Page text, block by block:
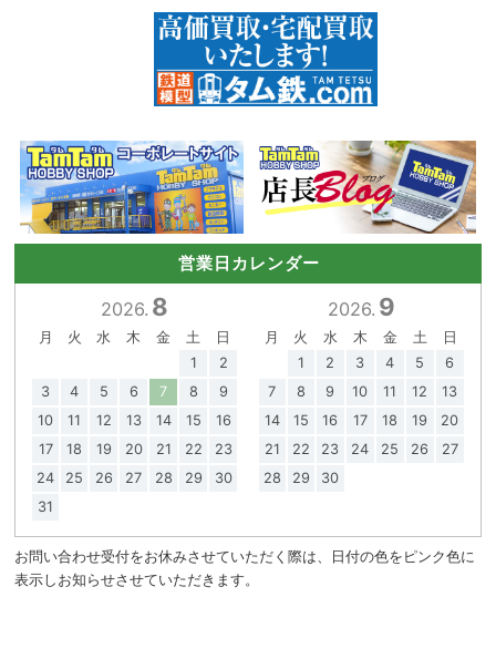
営業日カレンダー
2026. 8
月 火 水 木 金 土
日
1
2
3
4 5 6 7 8
9
10
11 12 13 14 15
16
17
18 19 20 21 22
23
24
25 26 27 28 29
30
31
2026. 9
月 火 水 木 金 土
日
1
2 3 4 5
6
7
8 9 10 11 12
13
14
15 16 17 18 19
20
21
22 23 24 25 26
27
28
29 30
お問い合わせ受付をお休みさせていただく際は、日付の色をピンク色に
表示しお知らせさせていただきます。